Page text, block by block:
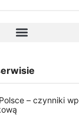
– czynniki